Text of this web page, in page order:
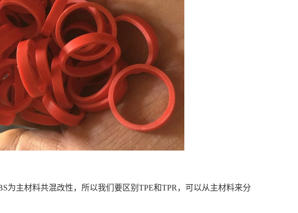
为主材料共混改性，所以我们要区别TPE和TPR，可以从主材料来分